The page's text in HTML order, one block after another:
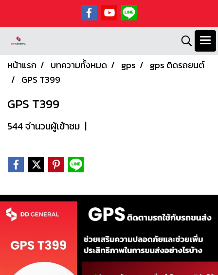
หน้าแรก บทความทั้งหมด gps
gps ติดรถยนต์
GPS T399
GPS T399
544 จำนวนผู้เข้าชม |